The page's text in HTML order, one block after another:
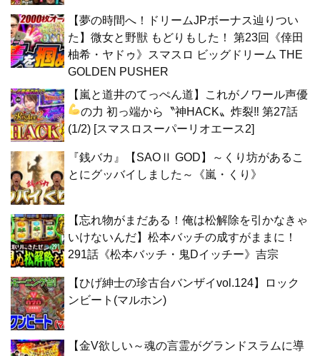
【夢の時間へ！ドリームJPボーナス辿りつい
た】微女と野獣 もどりもした！ 第23回《倖田
柚希・ヤドゥ》スマスロ ビッグドリーム THE
GOLDEN PUSHER
【嵐と道井のてっぺん道】これがノワール声優
の力 初っ端から〝神HACK〟炸裂‼ 第27話
(1/2) [スマスロスーパーリオエース2]
『銭バカ』【SAOⅡ GOD】～くり坊があるこ
とにグッバイしました～《嵐・くり》
【忘れ物がまだある！俺は松解除を引かなきゃ
いけないんだ】松本バッチの成すがままに！
291話《松本バッチ・鬼Dイッチー》吉宗
【ひげ紳士の珍古台バンザイvol.124】ロック
ンビート(マルホン)
【金V欲しい～魂の言霊がグランドスラムに導